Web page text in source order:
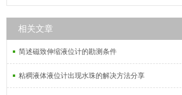
相关文章
简述磁致伸缩液位计的勘测条件
粘稠液体液位计出现水珠的解决方法分享